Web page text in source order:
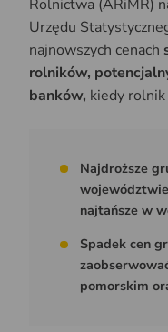
Rolnictwa (ARiMR)
Urzędu
najnowszych cenach
rolników,
banków, kiedy
Najdroższe
najtańsze w
Spadek cen
pomorskim